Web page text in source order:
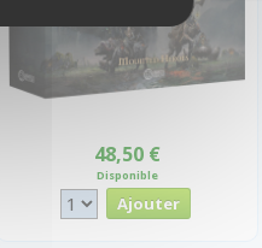
48,50 €
Disponible